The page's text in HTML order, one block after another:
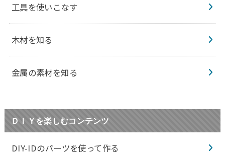
工具を使いこなす
木材を知る
金属の素材を知る
ＤＩＹを楽しむコンテンツ
DIY-IDのパーツを使って作る